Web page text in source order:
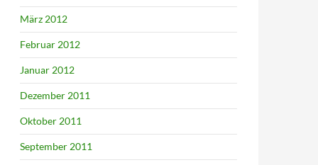
März 2012
Februar 2012
Januar 2012
Dezember 2011
Oktober 2011
September 2011